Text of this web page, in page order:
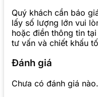
Quý khách cần báo
lấy số lượng lớn vui
hoặc điền thông tin
tư vấn và chiết khấu
Đánh giá
Chưa có đánh giá nào.